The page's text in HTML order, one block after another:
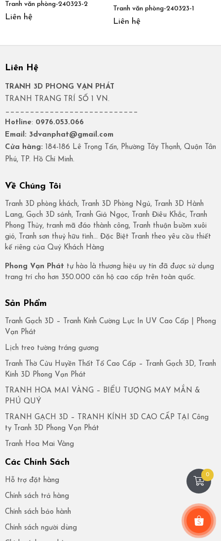
Tranh văn phòng-240323-2
Liên hệ
Tranh văn phòng-240323-1
Liên hệ
Liên Hệ
TRANH 3D PHONG VẠN PHÁT
TRANH TRANG TRÍ SỐ 1 VN.
___________________________
Hotline: 0976.053.066
Email: 3dvanphat@gmail.com
Cửa hàng: 184-186 Lê Trọng Tấn, Phường Tây Thạnh, Quận Tân
Phú, TP. Hồ Chí Minh.
Về Chúng Tôi
Tranh 3D phòng khách, Tranh 3D Phòng Ngủ, Tranh 3D Hành
Lang, Gạch 3D sảnh, Tranh Giả Ngọc, Tranh Điêu Khắc, Tranh
Phong Thủy, tranh mã đáo thành công, Tranh thuận buồm xuôi
gió, Tranh sơn thuỷ hữu tình… Đặc Biệt Tranh theo yêu cầu thiết
kế riêng của Quý Khách Hàng
Phong Vạn Phát tự hào là thương hiệu uy tín đã được sử dụng
trang trí cho hơn 350.000 căn hộ cao cấp trên toàn quốc.
Sản Phẩm
Tranh Gạch 3D – Tranh Kính Cường Lực In UV Cao Cấp | Phong
Vạn Phát
Lịch treo tường tráng gương
Tranh Thờ Cửu Huyền Thất Tổ Cao Cấp – Tranh Gạch 3D, Tranh
Kính 3D Phong Vạn Phát
TRANH HOA MAI VÀNG – BIỂU TƯỢNG MAY MẮN &
PHÚ QUÝ
TRANH GẠCH 3D – TRANH KÍNH 3D CAO CẤP TẠI Công
ty Tranh 3D Phong Vạn Phát
Tranh Hoa Mai Vàng
Các Chính Sách
Hỗ trợ đặt hàng
Chính sách trả hàng
Chính sách bảo hành
Chính sách người dùng
0